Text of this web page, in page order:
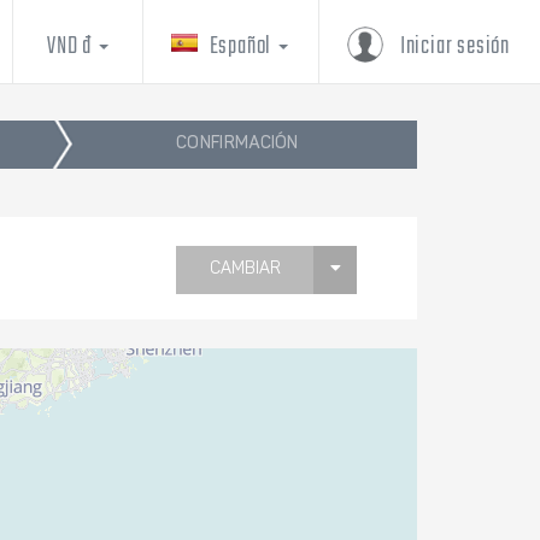
Iniciar sesión
Español
VND đ
CONFIRMACIÓN
CAMBIAR